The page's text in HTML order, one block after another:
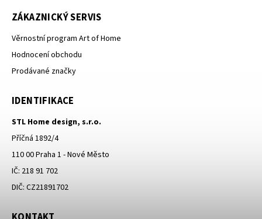
ZÁKAZNICKÝ SERVIS
Věrnostní program Art of Home
Hodnocení obchodu
Prodávané značky
IDENTIFIKACE
STL Home design, s.r.o.
Příčná 1892/4
110 00 Praha 1 - Nové Město
IČ: 218 91 702
DIČ: CZ21891702